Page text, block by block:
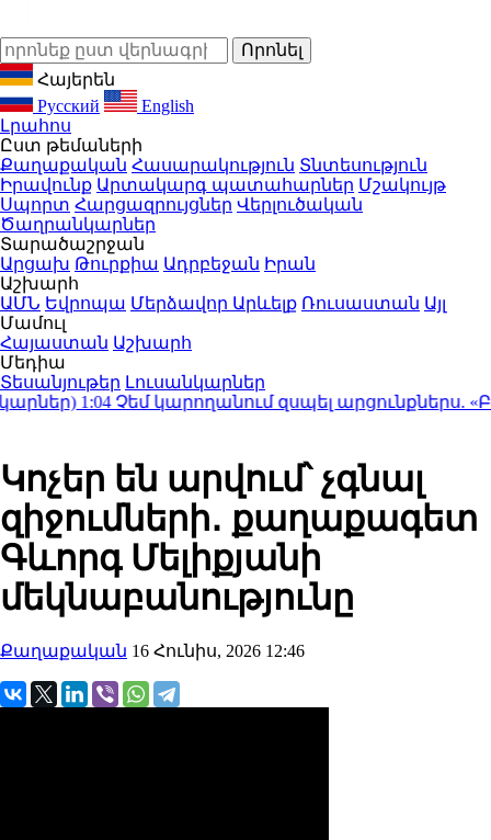
Հայերեն
Русский
English
Լրահոս
Ըստ թեմաների
Քաղաքական Հասարակություն Տնտեսություն
Իրավունք Արտակարգ պատահարներ Մշակույթ
Սպորտ Հարցազրույցներ Վերլուծական
Ծաղրանկարներ
Տարածաշրջան
Արցախ Թուրքիա Ադրբեջան Իրան
Աշխարհ
ԱՄՆ Եվրոպա Մերձավոր Արևելք Ռուսաստան Այլ
Մամուլ
Հայաստան Աշխարհ
Մեդիա
Տեսանյութեր Լուսանկարներ
1:04 Չեմ կարողանում զսպել արցունքներս.
Կոչեր են արվում՝ չգնալ
զիջումների․ քաղաքագետ
Գևորգ Մելիքյանի
մեկնաբանությունը
Քաղաքական 16 Հունիս, 2026 12:46